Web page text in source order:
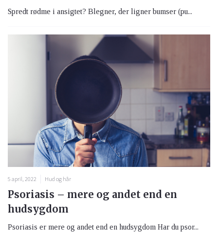
Spredt rødme i ansigtet? Blegner, der ligner bumser (pu...
5 april, 2022 Hud og hår
Psoriasis – mere og andet end en
hudsygdom
Psoriasis er mere og andet end en hudsygdom Har du psor...